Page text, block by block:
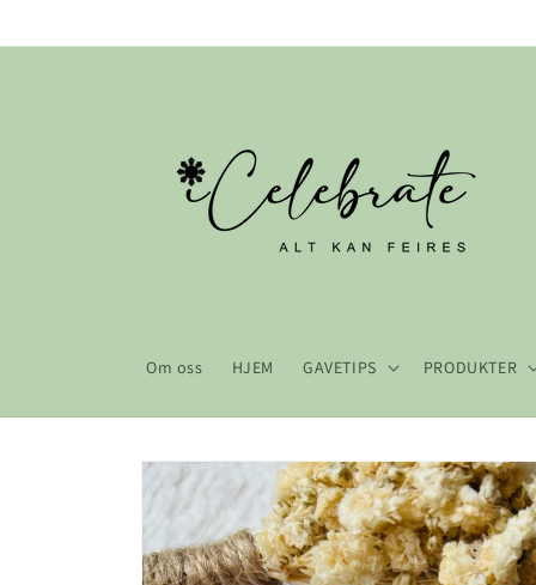
innholdet
Om oss HJEM GAVETIPS PRODUKTER
Hopp til
produktinformasjon